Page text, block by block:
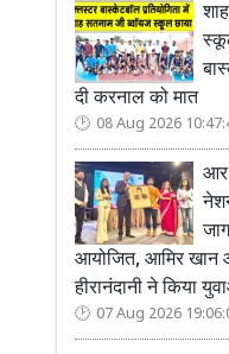
दी करनाल को मात
08 Aug 2026
आयोजित, आमिर खान
हीरानंदानी ने किया
07 Aug 2026